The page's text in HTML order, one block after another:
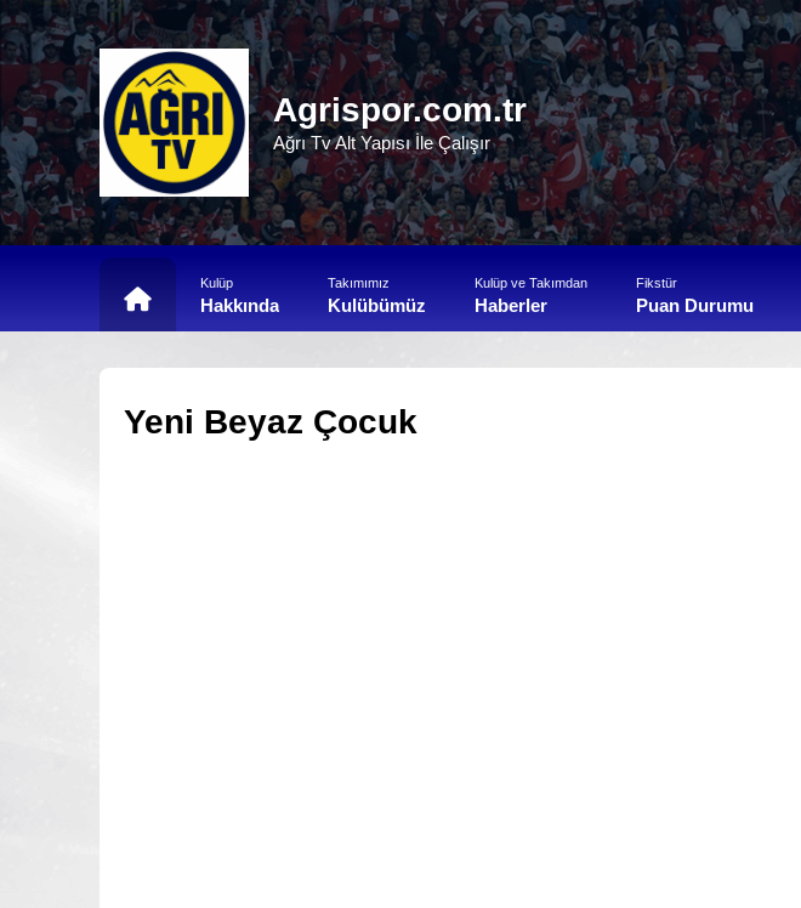
Agrispor.com.tr
Ağrı Tv Alt Yapısı İle Çalışır
Kulüp
Hakkında
Takımımız
Kulübümüz
Kulüp ve Takımdan
Haberler
Fikstür
Puan Durumu
Yeni Beyaz Çocuk